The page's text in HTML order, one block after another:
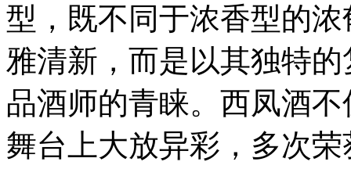
型，既不同于浓香型的
雅清新，而是以其独特
品酒师的青睐。西凤酒
舞台上大放异彩，多次